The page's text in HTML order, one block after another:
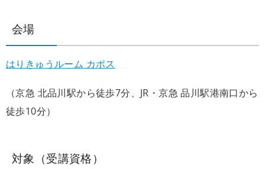
会場
はりきゅうルーム カポス
（京急 北品川駅から徒歩7分、JR・京急 品川駅港南口から
徒歩10分）
対象（受講資格）